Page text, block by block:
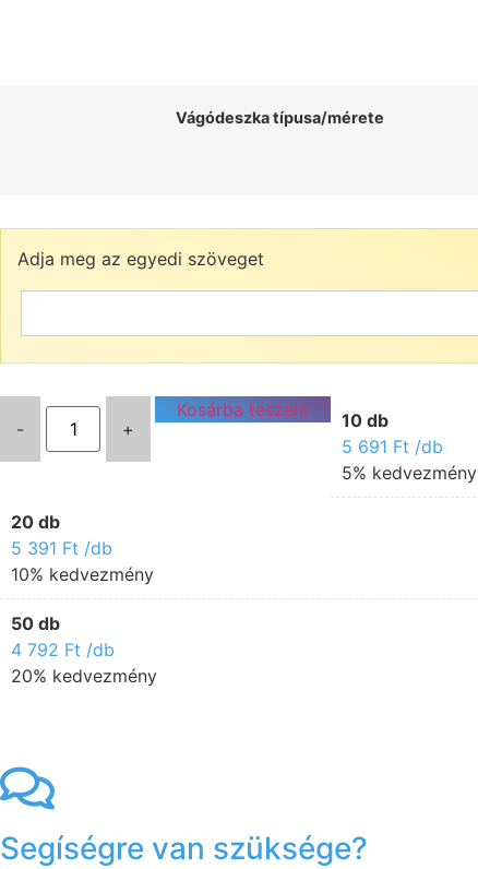
Vágódeszka típusa/mérete
Adja meg az egyedi szöveget
- +
Kosárba teszem
10 db
5 691 Ft /db
5% kedvezmény
20 db
5 391 Ft /db
10% kedvezmény
50 db
4 792 Ft /db
20% kedvezmény
Segíségre van szüksége?